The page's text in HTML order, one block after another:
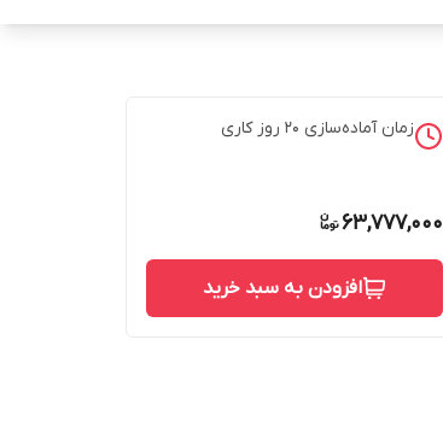
زمان آماده‌سازی 20 روز کاری
63,777,000
افزودن به سبد خرید